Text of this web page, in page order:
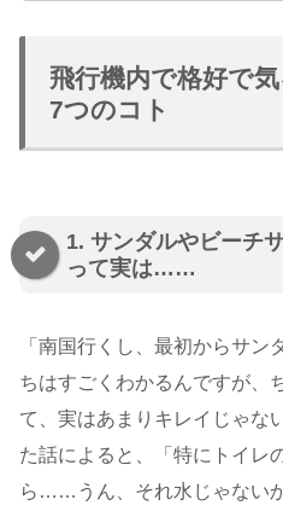
飛行機内で格好で
7つのコト
1. サンダルやビーチ
って実は……
「南国行くし、最初からサ
ちはすごくわかるんですが、
て、実はあまりキレイじゃな
た話によると、「特にトイレ
ら……うん、それ水じゃない